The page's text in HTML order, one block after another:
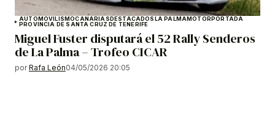
AUTOMOVILISMOCANARIASDESTACADOSLA PALMAMOTORPORTADA
PROVINCIA DE SANTA CRUZ DE TENERIFE
Miguel Fuster disputará el 52 Rally Senderos
de La Palma – Trofeo CICAR
por Rafa León04/05/2026 20:05